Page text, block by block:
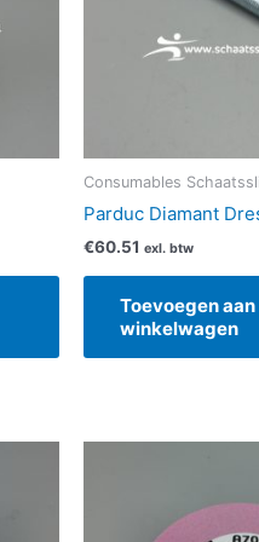
Consumables
Parduc Diamant
€60.51 exl. btw
Toevoegen aan
winkelwagen